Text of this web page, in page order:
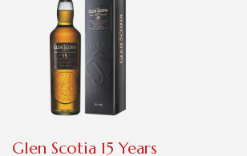
Glen Scotia 15 Years